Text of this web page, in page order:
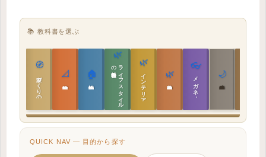
📚 教科書を選ぶ
🧭
家づくりの教科書 📐
実施設計の教科書
🏠
性能設計の教科書
🌿
ラ
イ
フ
ス
タ
イ
ル
の
教科書 🌿
インテリア設計 🌿
敷地設計の教科書
👓
メガネ｜転職 🌙
建築思想の教科書
QUICK NAV — 目的から探す